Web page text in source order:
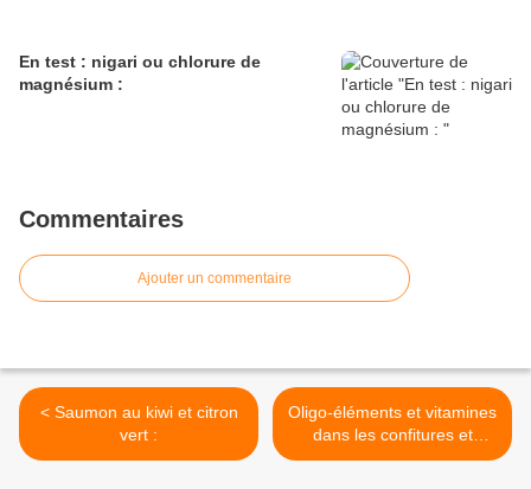
En test : nigari ou chlorure de
magnésium :
Commentaires
Ajouter un commentaire
< Saumon au kiwi et citron
vert :
Oligo-éléments et vitamines
dans les confitures et
infusions : >